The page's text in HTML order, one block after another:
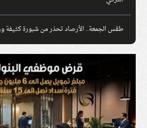
طقس الجمعة.. الأرصاد تحذر من شبورة كثيفة